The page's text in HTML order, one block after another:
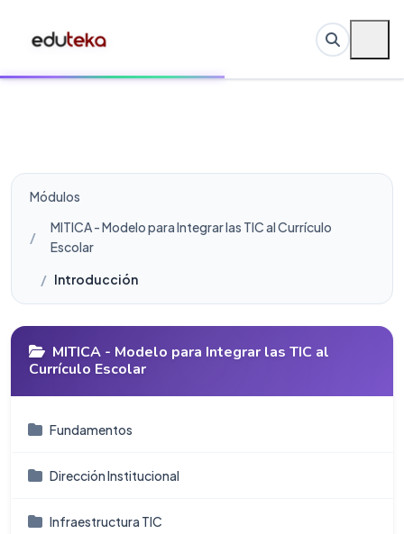
Módulos
MITICA - Modelo para Integrar las TIC al Currículo
Escolar
Introducción
MITICA - Modelo para Integrar las TIC al
Currículo Escolar
Fundamentos
Dirección Institucional
Infraestructura TIC